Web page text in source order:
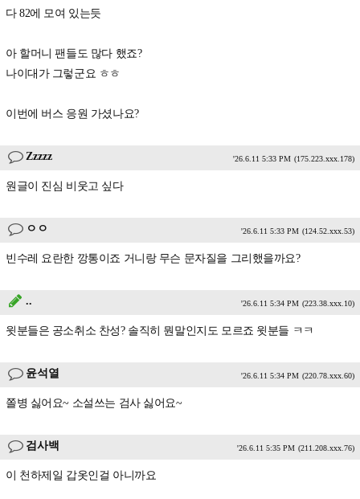
다 82에 모여 있는듯
아 할머니 팬들도 많다 했죠?
나이대가 그렇군요 ㅎㅎ
이번에 버스 응원 가셨나요?
Zzzzz '26.6.11 5:33 PM (175.223.xxx.178)
원글이 진심 비웃고 싶다
ㅇㅇ '26.6.11 5:33 PM (124.52.xxx.53)
빈수레 요란한 깡통이죠 거니랑 무슨 문자질을 그리했을까요?
.. '26.6.11 5:34 PM (223.38.xxx.10)
윗분들은 공소취소 찬성? 솔직히 뭔말인지도 모르죠 윗분들 ㅋㅋ
윤석열 '26.6.11 5:34 PM (220.78.xxx.60)
쫄병 싫어요~ 소설쓰는 검사 싫어요~
검사백 '26.6.11 5:35 PM (211.208.xxx.76)
이 천하제일 갑옷인걸 아니까요